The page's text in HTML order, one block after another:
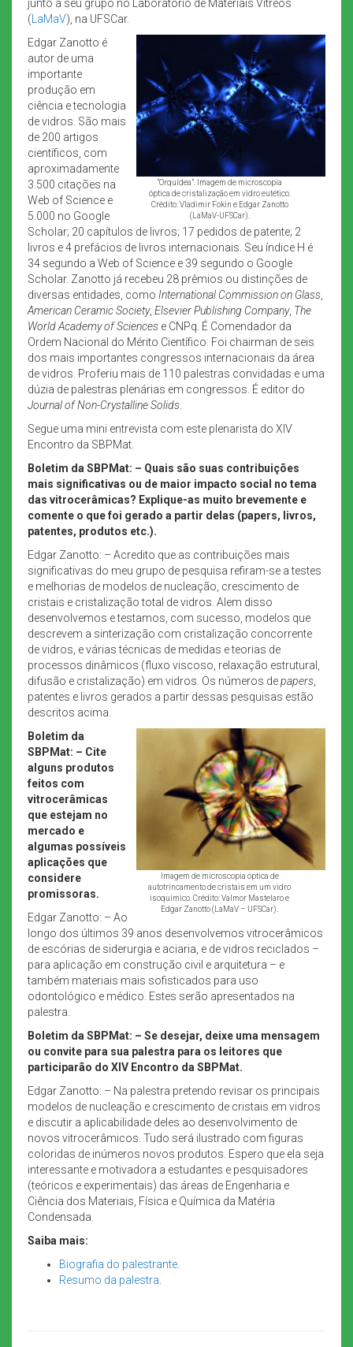
junto a seu grupo no Laboratório de Materiais Vítreos
( LaMaV), na UFSCar.
“Orquídea”. Imagem de microscopia
óptica de cristalização em vidro eutético.
Crédito: Vladimir Fokin e Edgar Zanotto
(LaMaV-UFSCar).
Edgar Zanotto é
autor de uma
importante
produção em
ciência e tecnologia
de vidros. São mais
de 200 artigos
científicos, com
aproximadamente
3.500 citações na
Web of Science e
5.000 no Google
Scholar; 20 capítulos de livros; 17 pedidos de patente; 2
livros e 4 prefácios de livros internacionais. Seu índice H é
34 segundo a Web of Science e 39 segundo o Google
Scholar. Zanotto já recebeu 28 prêmios ou distinções de
diversas entidades, como International Commission on Glass
American Ceramic Society, Elsevier Publishing Company, The
World Academy of Sciences e CNPq. É Comendador da
Ordem Nacional do Mérito Científico. Foi chairman de seis
dos mais importantes congressos internacionais da área
de vidros. Proferiu mais de 110 palestras convidadas e uma
dúzia de palestras plenárias em congressos. É editor do
Journal of Non-Crystalline Solids
Segue uma mini entrevista com este plenarista do XIV
Encontro da SBPMat.
Boletim da SBPMat: – Quais são suas contribuições
mais significativas ou de maior impacto social no tema
das vitrocerâmicas? Explique-as muito brevemente e
comente o que foi gerado a partir delas (papers, livros,
patentes, produtos etc.).
Edgar Zanotto: – Acredito que as contribuições mais
significativas do meu grupo de pesquisa refiram-se a testes
e melhorias de modelos de nucleação, crescimento de
cristais e cristalização total de vidros. Alem disso
desenvolvemos e testamos, com sucesso, modelos que
descrevem a sinterização com cristalização concorrente
de vidros, e várias técnicas de medidas e teorias de
processos dinâmicos (fluxo viscoso, relaxação estrutural,
difusão e cristalização) em vidros. Os números depapers
patentes e livros gerados a partir dessas pesquisas estão
descritos acima.
Imagem de microscopia óptica de
autotrincamento de cristais em um vidro
isoquímico. Crédito: Valmor Mastelaro e
Edgar Zanotto (LaMaV – UFSCar).
Boletim da
SBPMat: – Cite
alguns produtos
feitos com
vitrocerâmicas
que estejam no
mercado e
algumas possíveis
aplicações que
considere
promissoras.
Edgar Zanotto: – Ao
longo dos últimos 39 anos desenvolvemos vitrocerâmicos
de escórias de siderurgia e aciaria, e de vidros reciclados –
para aplicação em construção civil e arquitetura – e
também materiais mais sofisticados para uso
odontológico e médico. Estes serão apresentados na
palestra.
Boletim da SBPMat: – Se desejar, deixe uma mensagem
ou convite para sua palestra para os leitores que
participarão do XIV Encontro da SBPMat.
Edgar Zanotto: – Na palestra pretendo revisar os principais
modelos de nucleação e crescimento de cristais em vidros
e discutir a aplicabilidade deles ao desenvolvimento de
novos vitrocerâmicos. Tudo será ilustrado com figuras
coloridas de inúmeros novos produtos. Espero que ela seja
interessante e motivadora a estudantes e pesquisadores
(teóricos e experimentais) das áreas de Engenharia e
Ciência dos Materiais, Física e Química da Matéria
Condensada.
Saiba mais:
Biografia do palestrante
Resumo da palestra